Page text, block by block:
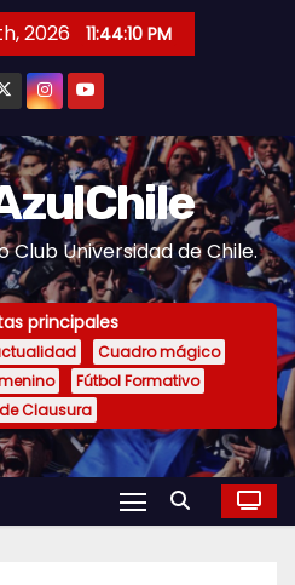
2026 11:44:11 PM
Club Universidad de Chile.
principales
Cuadro mágico
Fútbol Formativo
Clausura